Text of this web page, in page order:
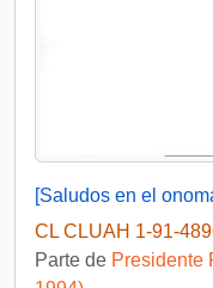
[Saludos en el
CL CLUAH 1-91-
Parte de Presidente